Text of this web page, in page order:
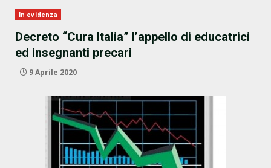
In evidenza
Decreto “Cura Italia” l’appello di educatrici
ed insegnanti precari
9 Aprile 2020